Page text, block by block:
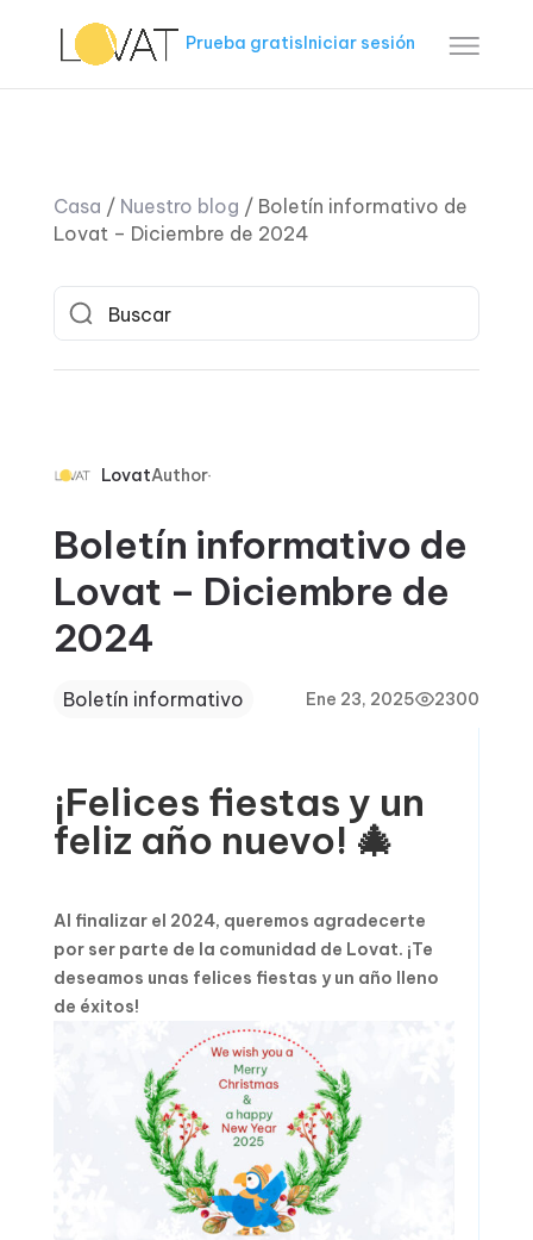
Prueba gratisIniciar sesión
Casa / Nuestro blog / Boletín informativo de
Lovat – Diciembre de 2024
LovatAuthor
Boletín informativo de
Lovat – Diciembre de
2024
Boletín informativo Ene 23, 2025 2300
¡Felices fiestas y un
feliz año nuevo! 🎄
Al finalizar el 2024, queremos agradecerte
por ser parte de la comunidad de Lovat. ¡Te
deseamos unas felices fiestas y un año lleno
de éxitos!